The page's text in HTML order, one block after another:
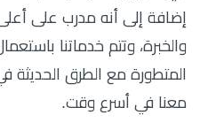
إضافة إلى أنه مدرب على
والخبرة، وتتم خدماتنا
المتطورة مع الطرق الحديثة
معنا في أسرع وقت.